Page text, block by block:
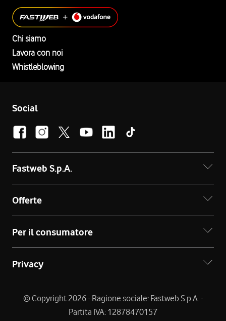
Chi siamo
Lavora con noi
Whistleblowing
Social
Fastweb S.p.A.
Offerte
Per il consumatore
Privacy
© Copyright 2026 - Ragione sociale: Fastweb S.p.A. -
Partita IVA: 12878470157